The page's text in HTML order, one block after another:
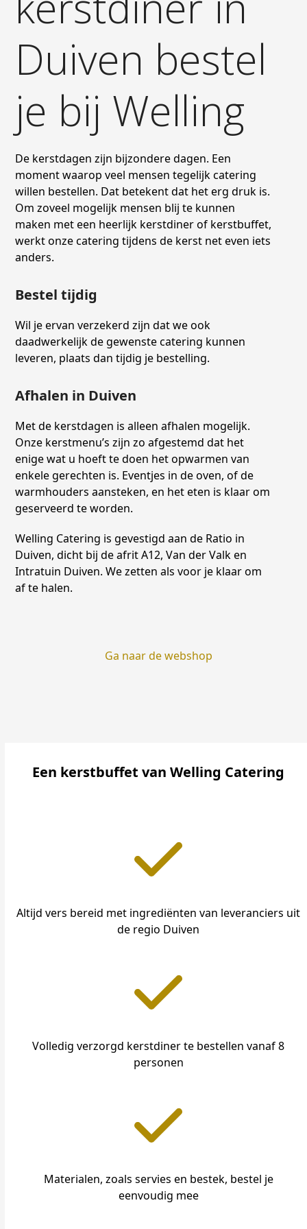
Duiven bestel
je bij Welling
De kerstdagen zijn bijzondere dagen. Een
moment waarop veel mensen tegelijk catering
willen bestellen. Dat betekent dat het erg druk is.
Om zoveel mogelijk mensen blij te kunnen
maken met een heerlijk kerstdiner of kerstbuffet,
werkt onze catering tijdens de kerst net even iets
anders.
Bestel tijdig
Wil je ervan verzekerd zijn dat we ook
daadwerkelijk de gewenste catering kunnen
leveren, plaats dan tijdig je bestelling.
Afhalen in Duiven
Met de kerstdagen is alleen afhalen mogelijk.
Onze kerstmenu’s zijn zo afgestemd dat het
enige wat u hoeft te doen het opwarmen van
enkele gerechten is. Eventjes in de oven, of de
warmhouders aansteken, en het eten is klaar om
geserveerd te worden.
Welling Catering is gevestigd aan de Ratio in
Duiven, dicht bij de afrit A12, Van der Valk en
Intratuin Duiven. We zetten als voor je klaar om
af te halen.
Ga naar de webshop
Een kerstbuffet van Welling Catering
Altijd vers bereid met ingrediënten van leveranciers uit
de regio Duiven
Volledig verzorgd kerstdiner te bestellen vanaf 8
personen
Materialen, zoals servies en bestek, bestel je
eenvoudig mee